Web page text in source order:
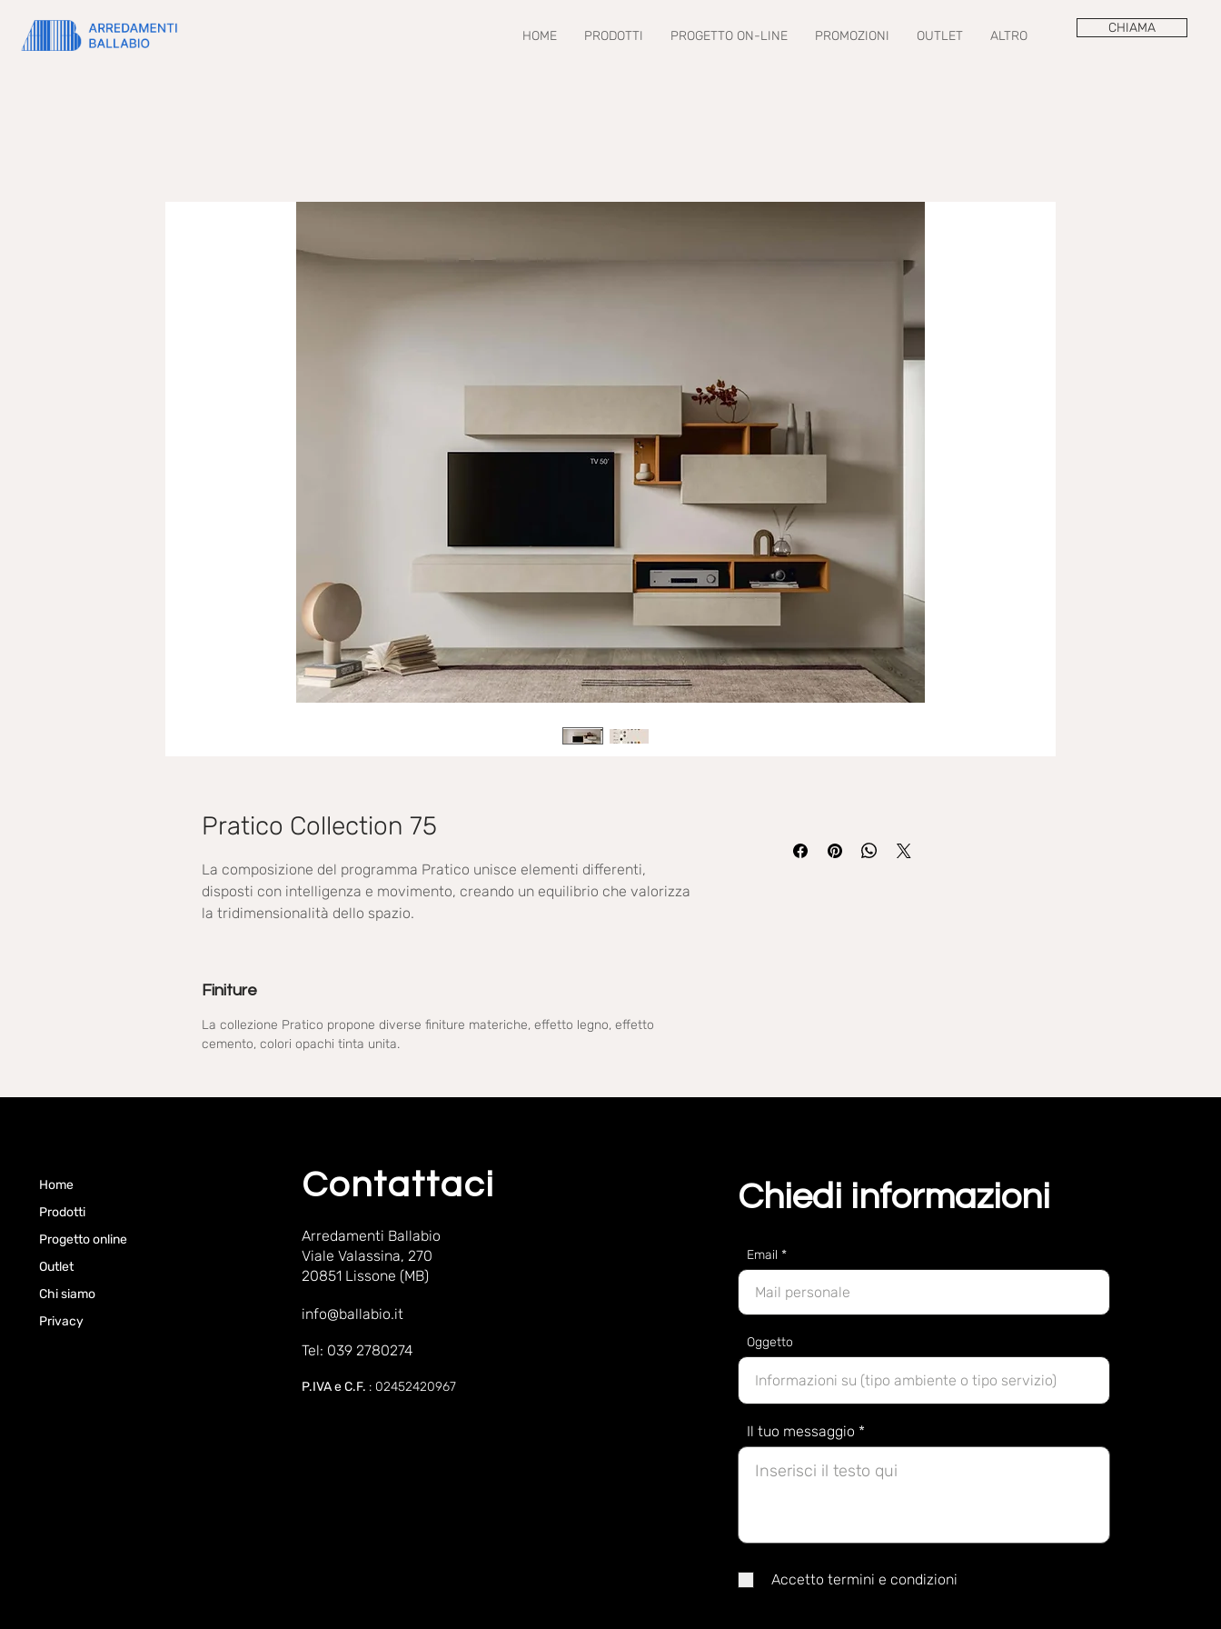
HOME PRODOTTI PROGETTO ON-LINE PROMOZIONI OUTLET ALTRO
CHIAMA
Pratico Collection 75
La composizione del programma Pratico unisce elementi differenti,
disposti con intelligenza e movimento, creando un equilibrio che valorizza
la tridimensionalità dello spazio.
Finiture
La collezione Pratico propone diverse finiture materiche, effetto legno, effetto
cemento, colori opachi tinta unita.
Home
Prodotti
Progetto online
Outlet
Chi siamo
Privacy
Contattaci
Arredamenti Ballabio
Viale Valassina, 270
20851 Lissone (MB)
info@ballabio.it
Tel: 039 2780274
P.IVA e C.F. : 02452420967
Chiedi informazioni
Email
Oggetto
Il tuo messaggio
Accetto termini e condizioni